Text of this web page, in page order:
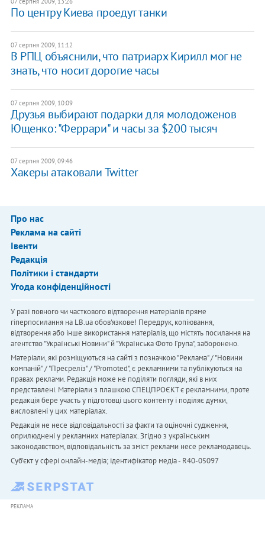
По центру Киева проедут танки
07 серпня 2009, 11:12
В РПЦ объяснили, что патриарх Кирилл мог не
знать, что носит дорогие часы
07 серпня 2009, 10:09
Друзья выбирают подарки для молодоженов
Ющенко: "Феррари" и часы за $200 тысяч
07 серпня 2009, 09:46
Хакеры атаковали Twitter
Про нас
Реклама на сайті
Івенти
Редакція
Політики і стандарти
Угода конфіденційності
У разі повного чи часткового відтворення матеріалів пряме
гіперпосилання на LB.ua обов'язкове! Передрук, копіювання,
відтворення або інше використання матеріалів, що містять посилання на
агентство "Українськi Новини" й "Українська Фото Група", заборонено.
Матеріали, які розміщуються на сайті з позначкою "Реклама" / "Новини
компаній" / "Пресреліз" / "Promoted", є рекламними та публікуються на
правах реклами. Редакція може не поділяти погляди, які в них
представлені. Матеріали з плашкою СПЕЦПРОЄКТ є рекламними, проте
редакція бере участь у підготовці цього контенту і поділяє думки,
висловлені у цих матеріалах.
Редакція не несе відповідальності за факти та оціночні судження,
оприлюднені у рекламних матеріалах. Згідно з українським
законодавством, відповідальність за зміст реклами несе рекламодавець.
Cуб'єкт у сфері онлайн-медіа; ідентифікатор медіа - R40-05097
РЕКЛАМА